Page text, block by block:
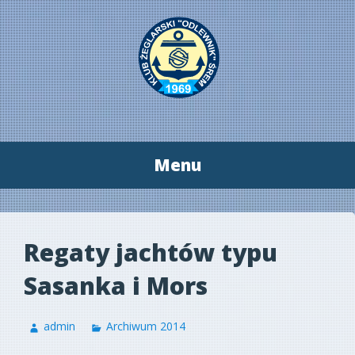
Menu
Przeskocz
do
Regaty jachtów typu
Sasanka i Mors
admin Archiwum 2014